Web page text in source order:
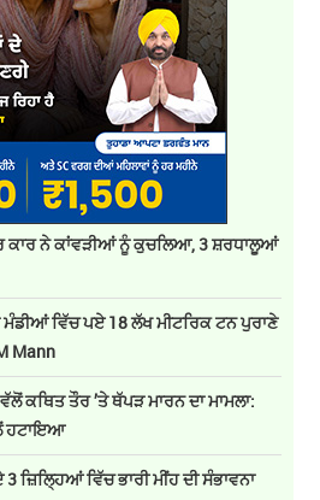
ਕਾਰ ਨੇ ਕਾਂਵੜੀਆਂ ਨੂੰ ਕੁਚਲਿਆ, 3 ਸ਼ਰਧਾਲੂਆਂ
ਮੰਡੀਆਂ ਵਿੱਚ ਪਏ 18 ਲੱਖ ਮੀਟਰਿਕ ਟਨ ਪੁਰਾਣੇ
Mann
ਕਥਿਤ ਤੌਰ ’ਤੇ ਥੱਪੜ ਮਾਰਨ ਦਾ ਮਾਮਲਾ:
ਹਟਾਇਆ
ਜ਼ਿਲ੍ਹਿਆਂ ਵਿੱਚ ਭਾਰੀ ਮੀਂਹ ਦੀ ਸੰਭਾਵਨਾ